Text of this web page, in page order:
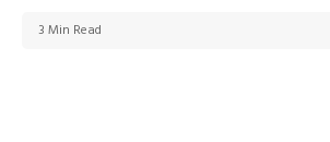
3 Min Read